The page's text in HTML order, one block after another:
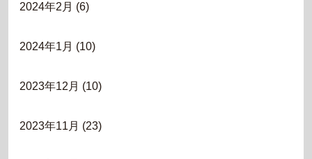
2024年2月 (6)
2024年1月 (10)
2023年12月 (10)
2023年11月 (23)